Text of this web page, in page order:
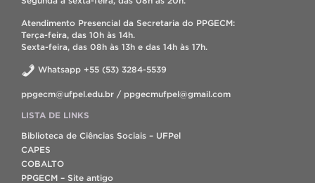
Atendimento Presencial da Secretaria do PPGECM:
Terça-feira, das 10h às 14h.
Sexta-feira, das 08h às 13h e das 14h às 17h.
Whatsapp +55 (53) 3284-5539
ppgecm@ufpel.edu.br / ppgecmufpel@gmail.com
LISTA DE LINKS
Biblioteca de Ciências Sociais – UFPel
CAPES
COBALTO
PPGECM – Site antigo